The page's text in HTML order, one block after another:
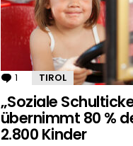
1 Kommentar
TIROL
„Soziale
übernimmt 80 %
2.800 Kinder